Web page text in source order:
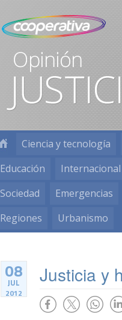
Ciencia y tecnología
Educación
Internacional
Sociedad
Emergencias
Regiones
Urbanismo
08
JUL
2012
Justicia y